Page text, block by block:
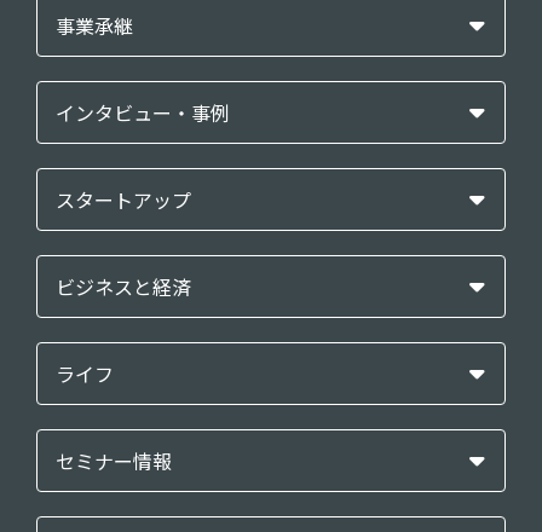
事業承継
インタビュー・事例
スタートアップ
ビジネスと経済
ライフ
セミナー情報